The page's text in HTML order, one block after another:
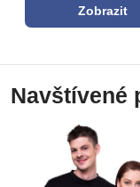
Zobrazit
Navštívené